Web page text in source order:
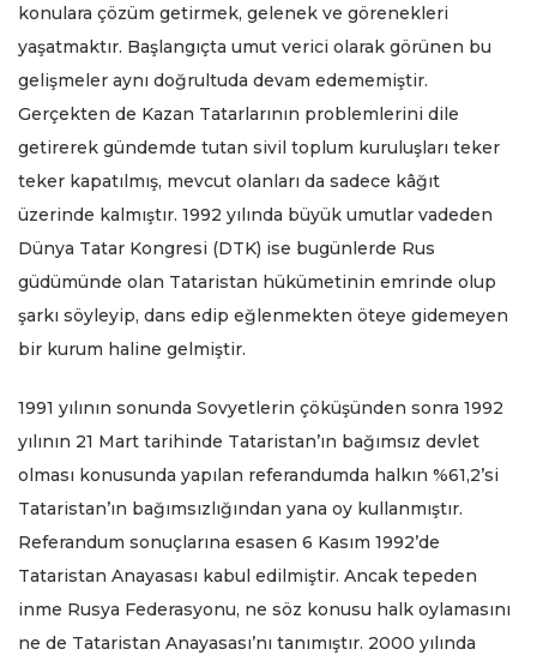
konulara çözüm getirmek, gelenek ve görenekleri
yaşatmaktır. Başlangıçta umut verici olarak görünen bu
gelişmeler aynı doğrultuda devam edememiştir.
Gerçekten de Kazan Tatarlarının problemlerini dile
getirerek gündemde tutan sivil toplum kuruluşları teker
teker kapatılmış, mevcut olanları da sadece kâğıt
üzerinde kalmıştır. 1992 yılında büyük umutlar vadeden
Dünya Tatar Kongresi (DTK) ise bugünlerde Rus
güdümünde olan Tataristan hükümetinin emrinde olup
şarkı söyleyip, dans edip eğlenmekten öteye gidemeyen
bir kurum haline gelmiştir.
1991 yılının sonunda Sovyetlerin çöküşünden sonra 1992
yılının 21 Mart tarihinde Tataristan’ın bağımsız devlet
olması konusunda yapılan referandumda halkın %61,2’si
Tataristan’ın bağımsızlığından yana oy kullanmıştır.
Referandum sonuçlarına esasen 6 Kasım 1992’de
Tataristan Anayasası kabul edilmiştir. Ancak tepeden
inme Rusya Federasyonu, ne söz konusu halk oylamasını
ne de Tataristan Anayasası’nı tanımıştır. 2000 yılında